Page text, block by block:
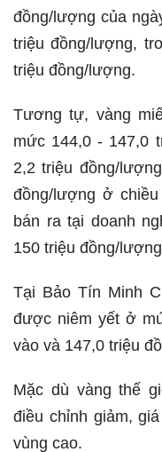
đồng/lượng của
triệu đồng/lượng,
triệu đồng/lượng.
Tương tự, vàng
mức 144,0 - 147,0
2,2 triệu đồng/
đồng/lượng ở
bán ra tại doanh
150 triệu đồng/
Tại Bảo Tín Minh
được niêm yết ở
vào và 147,0 triệu
Mặc dù vàng thế
điều chỉnh giảm,
vùng cao.